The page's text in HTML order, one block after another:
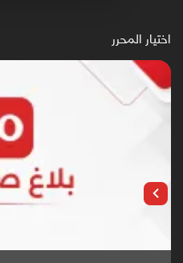
اختيار المحرر